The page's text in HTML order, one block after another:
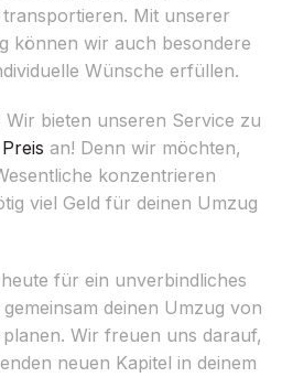
Mit unserer
können wir auch besondere
Wünsche erfüllen.
Wir bieten unseren Service zu
Preis an! Denn wir möchten,
konzentrieren
viel Geld für deinen Umzug
für ein unverbindliches
deinen Umzug von
Wir freuen uns darauf,
neuen Kapitel in deinem